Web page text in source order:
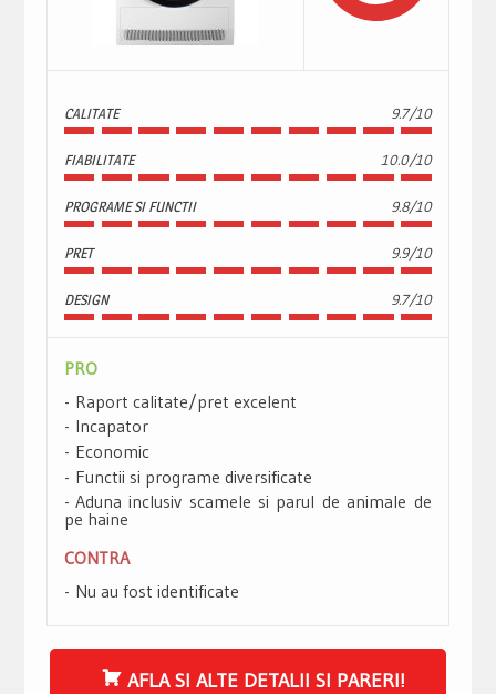
CALITATE 9.7/10
FIABILITATE 10.0/10
PROGRAME SI FUNCTII 9.8/10
PRET 9.9/10
DESIGN 9.7/10
PRO
Raport calitate/pret excelent
Incapator
Economic
Functii si programe diversificate
Aduna inclusiv scamele si parul de animale de
pe haine
CONTRA
Nu au fost identificate
AFLA SI ALTE DETALII SI PARERI!